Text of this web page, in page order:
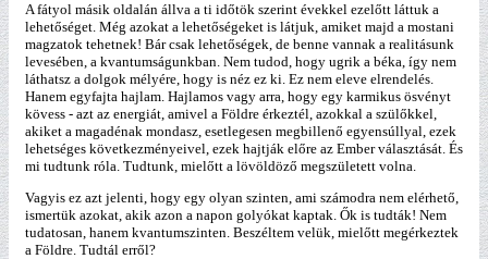
A fátyol másik oldalán állva a ti időtök szerint évekkel ezelőtt láttuk a
lehetőséget. Még azokat a lehetőségeket is látjuk, amiket majd a mostani
magzatok tehetnek! Bár csak lehetőségek, de benne vannak a realitásunk
levesében, a kvantumságunkban. Nem tudod, hogy ugrik a béka, így nem
láthatsz a dolgok mélyére, hogy is néz ez ki. Ez nem eleve elrendelés.
Hanem egyfajta hajlam. Hajlamos vagy arra, hogy egy karmikus ösvényt
kövess - azt az energiát, amivel a Földre érkeztél, azokkal a szülőkkel,
akiket a magadénak mondasz, esetlegesen megbillenő egyensúllyal, ezek
lehetséges következményeivel, ezek hajtják előre az Ember választását. És
mi tudtunk róla. Tudtunk, mielőtt a lövöldöző megszületett volna.
Vagyis ez azt jelenti, hogy egy olyan szinten, ami számodra nem elérhető,
ismertük azokat, akik azon a napon golyókat kaptak. Ők is tudták! Nem
tudatosan, hanem kvantumszinten. Beszéltem velük, mielőtt megérkeztek
a Földre. Tudtál erről?